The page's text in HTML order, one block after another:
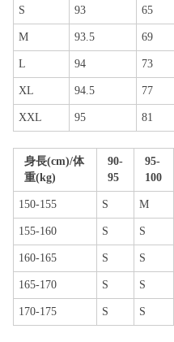
S 93 65
M 93.5 69
L 94 73
XL 94.5 77
XXL 95 81
身長(cm)/体
重(kg)
90-
95
95-
100
150-155 S M
155-160 S S
160-165 S S
165-170 S S
170-175 S S